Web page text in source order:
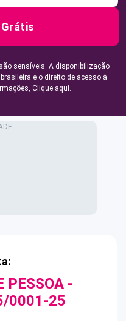
sensíveis. A disponibilização
e o direito de acesso à
Clique aqui.
PESSOA -
0001-25